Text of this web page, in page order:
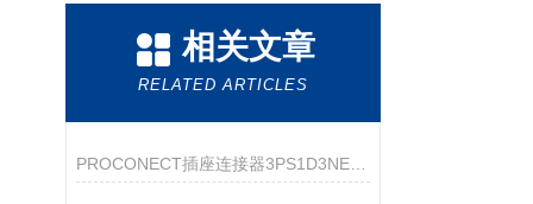
相关文章
RELATED ARTICLES
PROCONECT插座连接器3PS1D3NE01选购指南